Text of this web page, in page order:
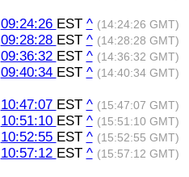
09:24:26 EST ^ (14:24:26 GMT)
09:28:28 EST ^ (14:28:28 GMT)
09:36:32 EST ^ (14:36:32 GMT)
09:40:34 EST ^ (14:40:34 GMT)
10:47:07 EST ^ (15:47:07 GMT)
10:51:10 EST ^ (15:51:10 GMT)
10:52:55 EST ^ (15:52:55 GMT)
10:57:12 EST ^ (15:57:12 GMT)